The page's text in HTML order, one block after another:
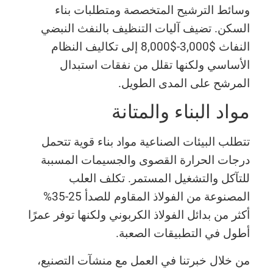
وسائط الترشيح المتخصصة ومتطلبات بناء
السكن. تضيف آليات التنظيف بالنفث النبضي
النفاث $3,000-$8,000 إلى تكاليف النظام
الأساسي ولكنها تقلل من نفقات استبدال
المرشح على المدى الطويل.
مواد البناء والمتانة
تتطلب البيئات الصناعية مواد بناء قوية تتحمل
درجات الحرارة القصوى والجسيمات المسببة
للتآكل والتشغيل المستمر. تكلف العلب
المصنوعة من الفولاذ المقاوم للصدأ 25-35%
أكثر من بدائل الفولاذ الكربوني ولكنها توفر عمرًا
أطول في التطبيقات الصعبة.
من خلال خبرتنا في العمل مع منشآت التصنيع،